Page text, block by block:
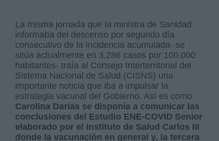
La misma jornada que la ministra de Sanidad
informaba del descenso por segundo día
consecutivo de la incidencia acumulada- se
sitúa actualmente en 3.286 casos por 100.000
habitantes- traía al Consejo Interterritorial del
Sistema Nacional de Salud (CISNS) una
importante noticia que iba a impulsar la
estrategia vacunal del Gobierno. Así es como
Carolina Darias se disponía a comunicar las
conclusiones del Estudio ENE-COVID Senior
elaborado por el Instituto de Salud Carlos III
donde la vacunación en general y, la tercera